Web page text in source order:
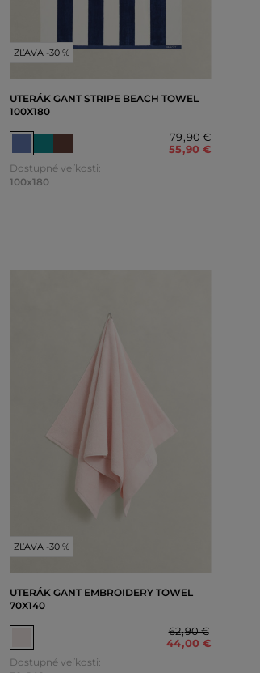
ZĽAVA -30 %
UTERÁK GANT STRIPE BEACH TOWEL
100X180
79,90 €
55,90 €
Dostupné veľkosti:
100x180
ZĽAVA -30 %
UTERÁK GANT EMBROIDERY TOWEL
70X140
62,90 €
44,00 €
Dostupné veľkosti: